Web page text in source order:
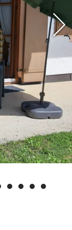
und mit
und